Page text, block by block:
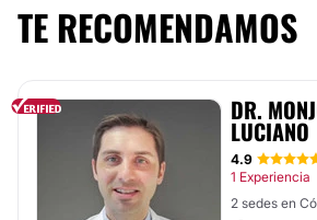
TE RECOMENDAMOS
DR.
LUCIANO
4.9
1 Experiencia
2 sedes en